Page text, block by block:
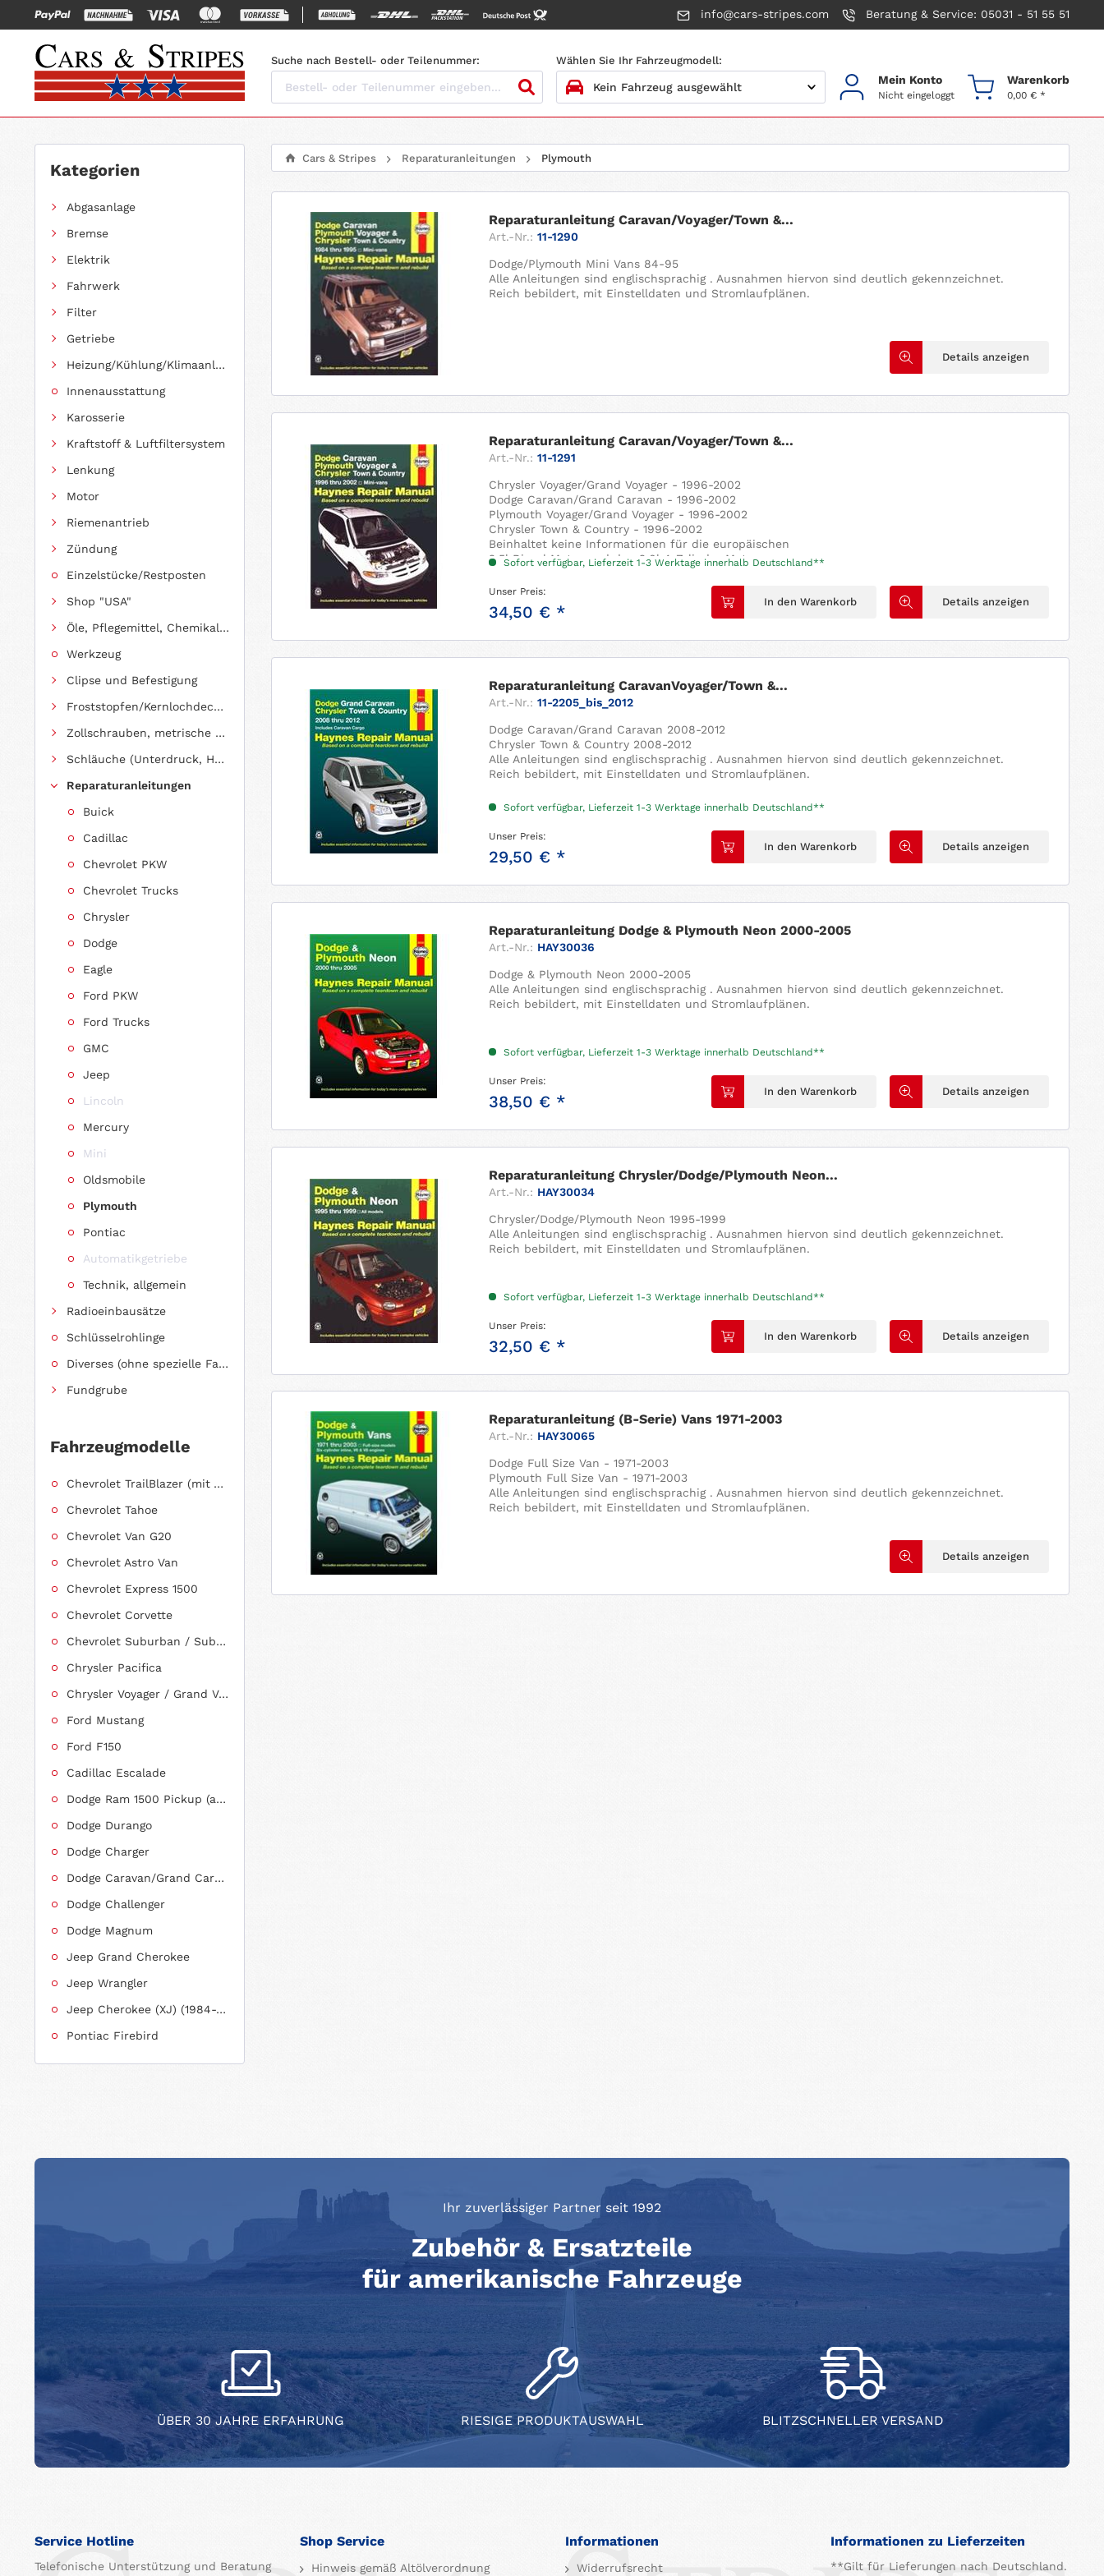
info@cars-stripes.com Beratung & Service: 05031 - 51 55 51
Suche nach Bestell- oder Teilenummer: Wählen Sie Ihr Fahrzeugmodell:
2. MODELL
3. BAUJAHR
4. MOTORTYP
Mein Konto
Nicht eingeloggt
Warenkorb
0,00 € *
Kategorien
Abgasanlage
Bremse
Elektrik
Fahrwerk
Filter
Getriebe
Heizung/Kühlung/Klimaanlage
Innenausstattung
Karosserie
Kraftstoff & Luftfiltersystem
Lenkung
Motor
Riemenantrieb
Zündung
Einzelstücke/Restposten
Shop "USA"
Öle, Pflegemittel, Chemikalien und Additive
Werkzeug
Clipse und Befestigung
Froststopfen/Kernlochdeckel (nach Abmessung sortiert)
Zollschrauben, metrische Schauben, Stehbolzen
Schläuche (Unterdruck, Heizung, Kraftstoff usw.) und Zubehör
Reparaturanleitungen
Buick
Cadillac
Chevrolet PKW
Chevrolet Trucks
Chrysler
Dodge
Eagle
Ford PKW
Ford Trucks
GMC
Jeep
Lincoln
Mercury
Mini
Oldsmobile
Plymouth
Pontiac
Automatikgetriebe
Technik, allgemein
Radioeinbausätze
Schlüsselrohlinge
Diverses (ohne spezielle Fahrzeugzuordnung)
Fundgrube
Fahrzeugmodelle
Chevrolet TrailBlazer (mit Allradantrieb)
Chevrolet Tahoe
Chevrolet Van G20
Chevrolet Astro Van
Chevrolet Express 1500
Chevrolet Corvette
Chevrolet Suburban / Suburban 1500
Chrysler Pacifica
Chrysler Voyager / Grand Voyager
Ford Mustang
Ford F150
Cadillac Escalade
Dodge Ram 1500 Pickup (ab 2011 siehe RAM)
Dodge Durango
Dodge Charger
Dodge Caravan/Grand Caravan
Dodge Challenger
Dodge Magnum
Jeep Grand Cherokee
Jeep Wrangler
Jeep Cherokee (XJ) (1984-2001)
Pontiac Firebird
Cars & Stripes Reparaturanleitungen Plymouth
Reparaturanleitung Caravan/Voyager/Town &...
Art.-Nr.: 11-1290
Dodge/Plymouth Mini Vans 84-95
Alle Anleitungen sind englischsprachig . Ausnahmen hiervon sind deutlich gekennzeichnet.
Reich bebildert, mit Einstelldaten und Stromlaufplänen.
Details anzeigen
Reparaturanleitung Caravan/Voyager/Town &...
Art.-Nr.: 11-1291
Chrysler Voyager/Grand Voyager - 1996-2002
Dodge Caravan/Grand Caravan - 1996-2002
Plymouth Voyager/Grand Voyager - 1996-2002
Chrysler Town & Country - 1996-2002
Beinhaltet keine Informationen für die europäischen
2,5l Diesel Motor und den 2,0l 4-Zylinder Motor.
Reich bebildert,...
Sofort verfügbar, Lieferzeit 1-3 Werktage innerhalb Deutschland**
Unser Preis:
34,50 € *
In den Warenkorb Details anzeigen
Reparaturanleitung CaravanVoyager/Town &...
Art.-Nr.: 11-2205_bis_2012
Dodge Caravan/Grand Caravan 2008-2012
Chrysler Town & Country 2008-2012
Alle Anleitungen sind englischsprachig . Ausnahmen hiervon sind deutlich gekennzeichnet.
Reich bebildert, mit Einstelldaten und Stromlaufplänen.
Sofort verfügbar, Lieferzeit 1-3 Werktage innerhalb Deutschland**
Unser Preis:
29,50 € *
In den Warenkorb Details anzeigen
Reparaturanleitung Dodge & Plymouth Neon 2000-2005
Art.-Nr.: HAY30036
Dodge & Plymouth Neon 2000-2005
Alle Anleitungen sind englischsprachig . Ausnahmen hiervon sind deutlich gekennzeichnet.
Reich bebildert, mit Einstelldaten und Stromlaufplänen.
Sofort verfügbar, Lieferzeit 1-3 Werktage innerhalb Deutschland**
Unser Preis:
38,50 € *
In den Warenkorb Details anzeigen
Reparaturanleitung Chrysler/Dodge/Plymouth Neon...
Art.-Nr.: HAY30034
Chrysler/Dodge/Plymouth Neon 1995-1999
Alle Anleitungen sind englischsprachig . Ausnahmen hiervon sind deutlich gekennzeichnet.
Reich bebildert, mit Einstelldaten und Stromlaufplänen.
Sofort verfügbar, Lieferzeit 1-3 Werktage innerhalb Deutschland**
Unser Preis:
32,50 € *
In den Warenkorb Details anzeigen
Reparaturanleitung (B-Serie) Vans 1971-2003
Art.-Nr.: HAY30065
Dodge Full Size Van - 1971-2003
Plymouth Full Size Van - 1971-2003
Alle Anleitungen sind englischsprachig . Ausnahmen hiervon sind deutlich gekennzeichnet.
Reich bebildert, mit Einstelldaten und Stromlaufplänen.
Details anzeigen
Ihr zuverlässiger Partner seit 1992
Zubehör & Ersatzteile
für amerikanische Fahrzeuge
ÜBER 30 JAHRE ERFAHRUNG RIESIGE PRODUKTAUSWAHL BLITZSCHNELLER VERSAND
Service Hotline
Telefonische Unterstützung und Beratung
Shop Service
Hinweis gemäß Altölverordnung
Informationen
Widerrufsrecht
Informationen zu Lieferzeiten
**Gilt für Lieferungen nach Deutschland.